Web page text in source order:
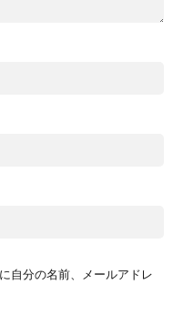
自分の名前、メールアドレ